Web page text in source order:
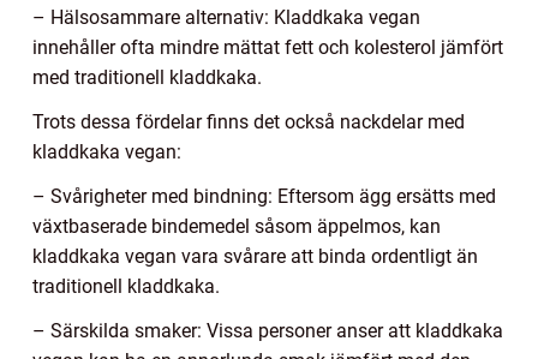
– Hälsosammare alternativ: Kladdkaka vegan
innehåller ofta mindre mättat fett och kolesterol jämfört
med traditionell kladdkaka.
Trots dessa fördelar finns det också nackdelar med
kladdkaka vegan:
– Svårigheter med bindning: Eftersom ägg ersätts med
växtbaserade bindemedel såsom äppelmos, kan
kladdkaka vegan vara svårare att binda ordentligt än
traditionell kladdkaka.
– Särskilda smaker: Vissa personer anser att kladdkaka